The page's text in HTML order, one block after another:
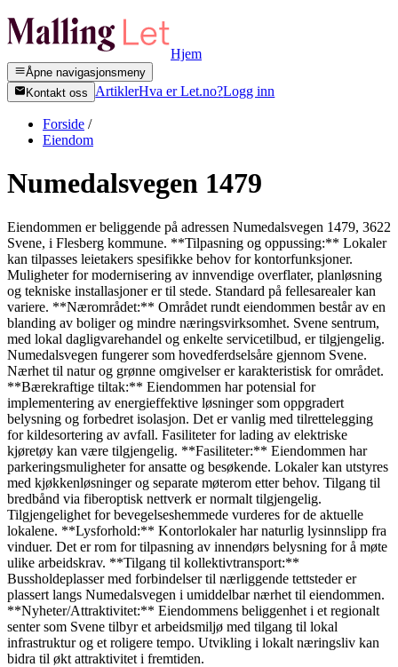
Hjem
Åpne navigasjonsmeny
Kontakt oss
ArtiklerHva er Let.no?Logg inn
Forside /
Eiendom
Numedalsvegen 1479
Eiendommen er beliggende på adressen Numedalsvegen 1479, 3622
Svene, i Flesberg kommune. **Tilpasning og oppussing:** Lokaler
kan tilpasses leietakers spesifikke behov for kontorfunksjoner.
Muligheter for modernisering av innvendige overflater, planløsning
og tekniske installasjoner er til stede. Standard på fellesarealer kan
variere. **Nærområdet:** Området rundt eiendommen består av en
blanding av boliger og mindre næringsvirksomhet. Svene sentrum,
med lokal dagligvarehandel og enkelte servicetilbud, er tilgjengelig.
Numedalsvegen fungerer som hovedferdselsåre gjennom Svene.
Nærhet til natur og grønne omgivelser er karakteristisk for området.
**Bærekraftige tiltak:** Eiendommen har potensial for
implementering av energieffektive løsninger som oppgradert
belysning og forbedret isolasjon. Det er vanlig med tilrettelegging
for kildesortering av avfall. Fasiliteter for lading av elektriske
kjøretøy kan være tilgjengelig. **Fasiliteter:** Eiendommen har
parkeringsmuligheter for ansatte og besøkende. Lokaler kan utstyres
med kjøkkenløsninger og separate møterom etter behov. Tilgang til
bredbånd via fiberoptisk nettverk er normalt tilgjengelig.
Tilgjengelighet for bevegelseshemmede vurderes for de aktuelle
lokalene. **Lysforhold:** Kontorlokaler har naturlig lysinnslipp fra
vinduer. Det er rom for tilpasning av innendørs belysning for å møte
ulike arbeidskrav. **Tilgang til kollektivtransport:**
Bussholdeplasser med forbindelser til nærliggende tettsteder er
plassert langs Numedalsvegen i umiddelbar nærhet til eiendommen.
**Nyheter/Attraktivitet:** Eiendommens beliggenhet i et regionalt
senter som Svene tilbyr et arbeidsmiljø med tilgang til lokal
infrastruktur og et roligere tempo. Utvikling i lokalt næringsliv kan
bidra til økt attraktivitet i fremtiden.